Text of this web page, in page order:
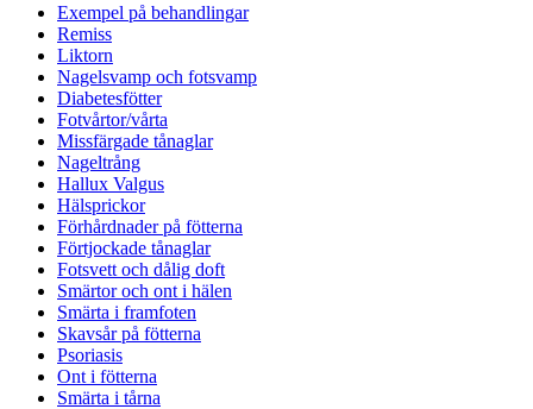
Exempel på behandlingar
Remiss
Liktorn
Nagelsvamp och fotsvamp
Diabetesfötter
Fotvårtor/vårta
Missfärgade tånaglar
Nageltrång
Hallux Valgus
Hälsprickor
Förhårdnader på fötterna
Förtjockade tånaglar
Fotsvett och dålig doft
Smärtor och ont i hälen
Smärta i framfoten
Skavsår på fötterna
Psoriasis
Ont i fötterna
Smärta i tårna